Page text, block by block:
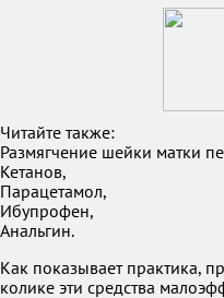
Читайте также:
Размягчение шейки матки
Кетанов,
Парацетамол,
Ибупрофен,
Анальгин.
Как показывает практика,
колике эти средства